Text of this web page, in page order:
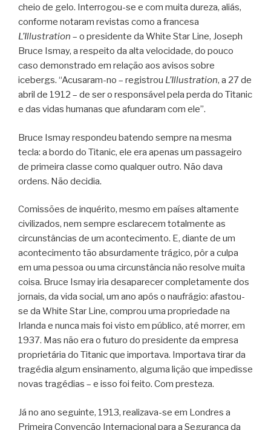
cheio de gelo. Interrogou-se e com muita dureza, aliás,
conforme notaram revistas como a francesa
L’Illustration – o presidente da White Star Line, Joseph
Bruce Ismay, a respeito da alta velocidade, do pouco
caso demonstrado em relação aos avisos sobre
icebergs. “Acusaram-no – registrou L’Illustration, a 27 de
abril de 1912 – de ser o responsável pela perda do Titanic
e das vidas humanas que afundaram com ele”.
Bruce Ismay respondeu batendo sempre na mesma
tecla: a bordo do Titanic, ele era apenas um passageiro
de primeira classe como qualquer outro. Não dava
ordens. Não decidia.
Comissões de inquérito, mesmo em países altamente
civilizados, nem sempre esclarecem totalmente as
circunstâncias de um acontecimento. E, diante de um
acontecimento tão absurdamente trágico, pôr a culpa
em uma pessoa ou uma circunstância não resolve muita
coisa. Bruce Ismay iria desaparecer completamente dos
jornais, da vida social, um ano após o naufrágio: afastou-
se da White Star Line, comprou uma propriedade na
Irlanda e nunca mais foi visto em público, até morrer, em
1937. Mas não era o futuro do presidente da empresa
proprietária do Titanic que importava. Importava tirar da
tragédia algum ensinamento, alguma lição que impedisse
novas tragédias – e isso foi feito. Com presteza.
Já no ano seguinte, 1913, realizava-se em Londres a
Primeira Convenção Internacional para a Segurança da